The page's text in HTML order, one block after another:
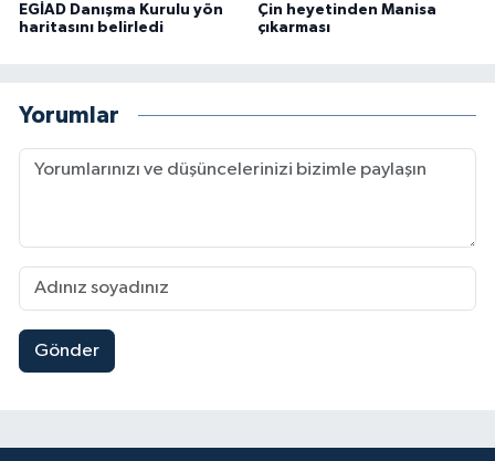
EGİAD Danışma Kurulu yön
haritasını belirledi
Çin heyetinden Manisa
çıkarması
Yorumlar
Gönder